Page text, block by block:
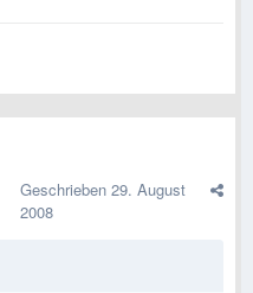
Geschrieben 29. August
2008